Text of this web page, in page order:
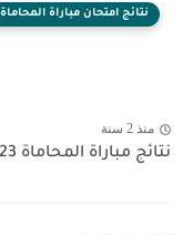
نتائج امتحان مباراة المحاماة 2023
منذ 2 سنة
نتائج مباراة المحاماة 2023